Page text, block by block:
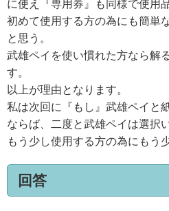
に使え『専用券』も同様で使用
初めて使用する方の為にも簡単
と思う。
武雄ペイを使い慣れた方なら解
す。
以上が理由となります。
私は次回に『もし』武雄ペイと
ならば、二度と武雄ペイは選択
もう少し使用する方の為にもう
回答